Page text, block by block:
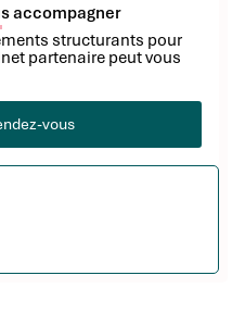
accompagner
structurants pour
partenaire peut vous
vous